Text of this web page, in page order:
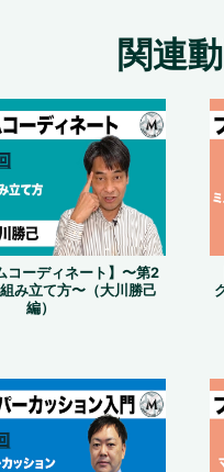
関連
コーディネート】〜第2
み立て方〜（大川勝己
編）